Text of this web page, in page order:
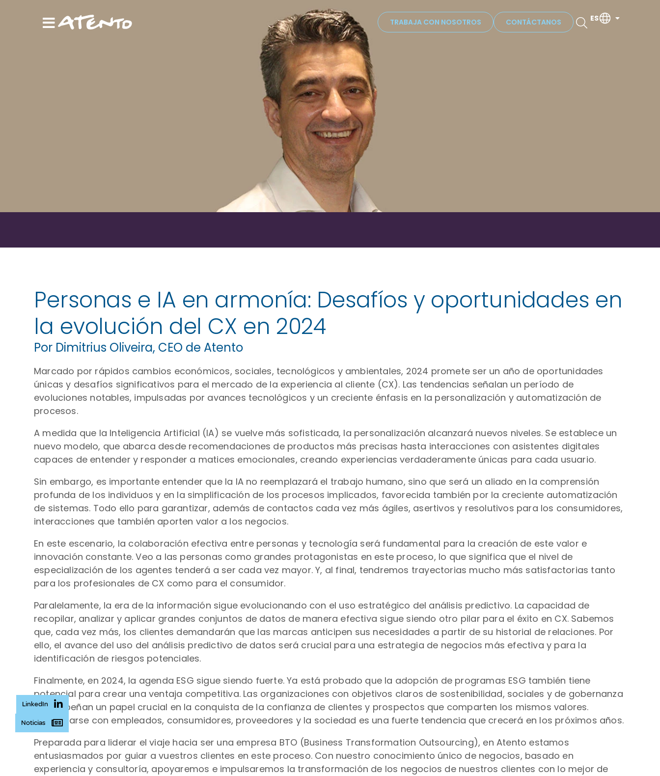
TRABAJA CON NOSOTROS CONTÁCTANOS ES
Personas e IA en armonía: Desafíos y oportunidades en
la evolución del CX en 2024
Por Dimitrius Oliveira, CEO de Atento
Marcado por rápidos cambios económicos, sociales, tecnológicos y ambientales, 2024 promete ser un año de oportunidades
únicas y desafíos significativos para el mercado de la experiencia al cliente (CX). Las tendencias señalan un período de
evoluciones notables, impulsadas por avances tecnológicos y un creciente énfasis en la personalización y automatización de
procesos.
A medida que la Inteligencia Artificial (IA) se vuelve más sofisticada, la personalización alcanzará nuevos niveles. Se establece un
nuevo modelo, que abarca desde recomendaciones de productos más precisas hasta interacciones con asistentes digitales
capaces de entender y responder a matices emocionales, creando experiencias verdaderamente únicas para cada usuario.
Sin embargo, es importante entender que la IA no reemplazará el trabajo humano, sino que será un aliado en la comprensión
profunda de los individuos y en la simplificación de los procesos implicados, favorecida también por la creciente automatización
de sistemas. Todo ello para garantizar, además de contactos cada vez más ágiles, asertivos y resolutivos para los consumidores,
interacciones que también aporten valor a los negocios.
En este escenario, la colaboración efectiva entre personas y tecnología será fundamental para la creación de este valor e
innovación constante. Veo a las personas como grandes protagonistas en este proceso, lo que significa que el nivel de
especialización de los agentes tenderá a ser cada vez mayor. Y, al final, tendremos trayectorias mucho más satisfactorias tanto
para los profesionales de CX como para el consumidor.
Paralelamente, la era de la información sigue evolucionando con el uso estratégico del análisis predictivo. La capacidad de
recopilar, analizar y aplicar grandes conjuntos de datos de manera efectiva sigue siendo otro pilar para el éxito en CX. Sabemos
que, cada vez más, los clientes demandarán que las marcas anticipen sus necesidades a partir de su historial de relaciones. Por
ello, el avance del uso del análisis predictivo de datos será crucial para una estrategia de negocios más efectiva y para la
identificación de riesgos potenciales.
Finalmente, en 2024, la agenda ESG sigue siendo fuerte. Ya está probado que la adopción de programas ESG también tiene
potencial para crear una ventaja competitiva. Las organizaciones con objetivos claros de sostenibilidad, sociales y de gobernanza
desempeñan un papel crucial en la conquista de la confianza de clientes y prospectos que comparten los mismos valores.
Involucrarse con empleados, consumidores, proveedores y la sociedad es una fuerte tendencia que crecerá en los próximos años.
Preparada para liderar el viaje hacia ser una empresa BTO (Business Transformation Outsourcing), en Atento estamos
entusiasmados por guiar a vuestros clientes en este proceso. Con nuestro conocimiento único de negocios, basado en
experiencia y consultoría, apoyaremos e impulsaremos la transformación de los negocios de nuestros clientes con lo mejor de
LinkedIn
Noticias